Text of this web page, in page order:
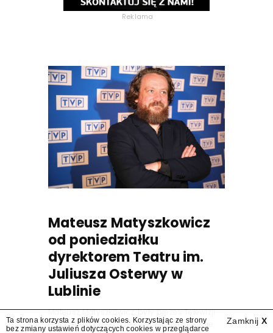
Reklama
Mateusz Matyszkowicz
od poniedziałku
dyrektorem Teatru im.
Juliusza Osterwy w
Lublinie
Mateusz Matyszkowicz, były prezes Telewizji
Polskiej, w poniedziałek 10 sierpnia obejmie
Zamknij X
Ta strona korzysta z plików cookies. Korzystając ze strony
bez zmiany ustawień dotyczących cookies w przeglądarce